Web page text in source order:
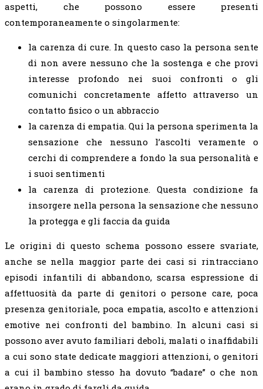
aspetti, che possono essere presenti
contemporaneamente o singolarmente:
la carenza di cure. In questo caso la persona sente
di non avere nessuno che la sostenga e che provi
interesse profondo nei suoi confronti o gli
comunichi concretamente affetto attraverso un
contatto fisico o un abbraccio
la carenza di empatia. Qui la persona sperimenta la
sensazione che nessuno l’ascolti veramente o
cerchi di comprendere a fondo la sua personalità e
i suoi sentimenti
la carenza di protezione. Questa condizione fa
insorgere nella persona la sensazione che nessuno
la protegga e gli faccia da guida
Le origini di questo schema possono essere svariate,
anche se nella maggior parte dei casi si rintracciano
episodi infantili di abbandono, scarsa espressione di
affettuosità da parte di genitori o persone care, poca
presenza genitoriale, poca empatia, ascolto e attenzioni
emotive nei confronti del bambino. In alcuni casi si
possono aver avuto familiari deboli, malati o inaffidabili
a cui sono state dedicate maggiori attenzioni, o genitori
a cui il bambino stesso ha dovuto “badare” o che non